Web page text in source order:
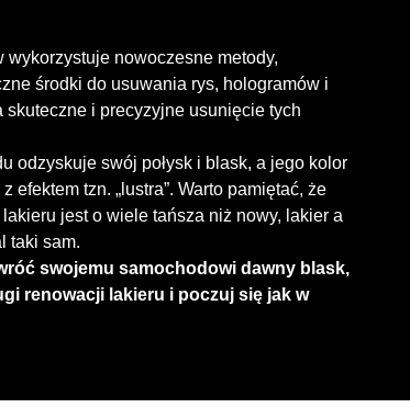
wykorzystuje nowoczesne metody,
środki do usuwania rys, hologramów i
i precyzyjne usunięcie tych
odzyskuje swój połysk i blask, a jego kolor
efektem tzn. „lustra”. Warto pamiętać, że
jest o wiele tańsza niż nowy, lakier a
taki sam.
swojemu samochodowi dawny blask,
renowacji lakieru i poczuj się jak w